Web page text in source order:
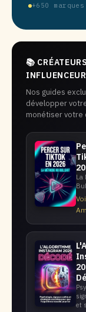
+650
📚
Nos guides
développer
monétiser votre
La
et